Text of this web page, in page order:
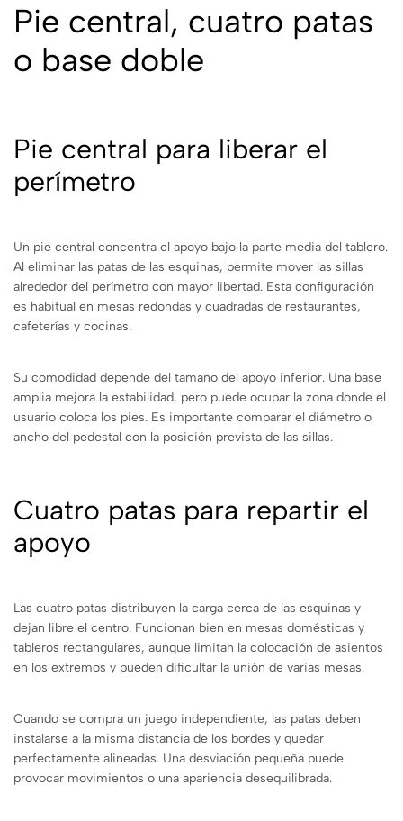
Pie central, cuatro patas
o base doble
Pie central para liberar el
perímetro
Un pie central concentra el apoyo bajo la parte media del tablero.
Al eliminar las patas de las esquinas, permite mover las sillas
alrededor del perímetro con mayor libertad. Esta configuración
es habitual en mesas redondas y cuadradas de restaurantes,
cafeterías y cocinas.
Su comodidad depende del tamaño del apoyo inferior. Una base
amplia mejora la estabilidad, pero puede ocupar la zona donde el
usuario coloca los pies. Es importante comparar el diámetro o
ancho del pedestal con la posición prevista de las sillas.
Cuatro patas para repartir el
apoyo
Las cuatro patas distribuyen la carga cerca de las esquinas y
dejan libre el centro. Funcionan bien en mesas domésticas y
tableros rectangulares, aunque limitan la colocación de asientos
en los extremos y pueden dificultar la unión de varias mesas.
Cuando se compra un juego independiente, las patas deben
instalarse a la misma distancia de los bordes y quedar
perfectamente alineadas. Una desviación pequeña puede
provocar movimientos o una apariencia desequilibrada.